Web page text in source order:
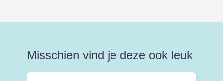
Misschien vind je deze ook leuk